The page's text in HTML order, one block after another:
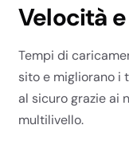
Velocità
Tempi di
sito e migliorano i
al sicuro grazie ai
multilivello.